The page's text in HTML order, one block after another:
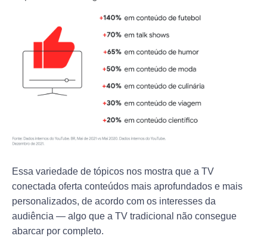
Essa variedade de tópicos nos mostra que a TV
conectada oferta conteúdos mais aprofundados e mais
personalizados, de acordo com os interesses da
audiência — algo que a TV tradicional não consegue
abarcar por completo.